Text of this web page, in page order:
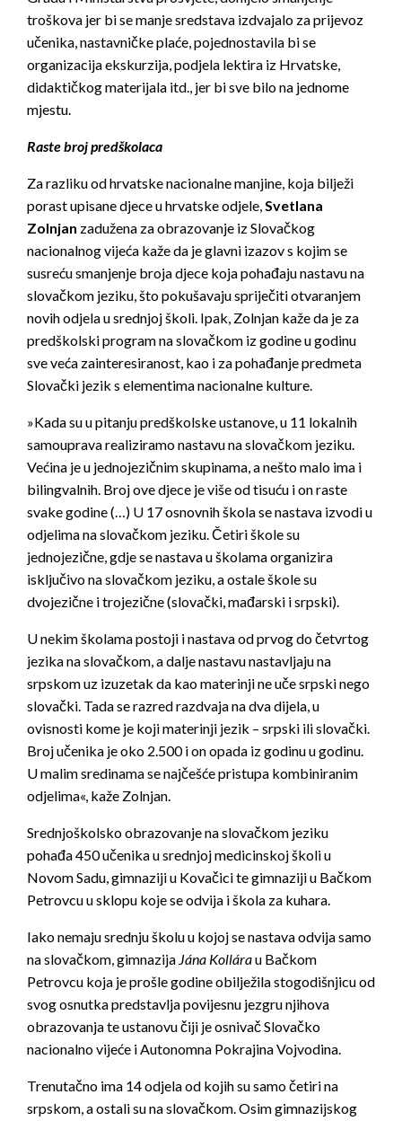
troškova jer bi se manje sredstava izdvajalo za prijevoz
učenika, nastavničke plaće, pojednostavila bi se
organizacija ekskurzija, podjela lektira iz Hrvatske,
didaktičkog materijala itd., jer bi sve bilo na jednome
mjestu.
Raste broj predškolaca
Za razliku od hrvatske nacionalne manjine, koja bilježi
porast upisane djece u hrvatske odjele,Svetlana
Zolnjan zadužena za obrazovanje iz Slovačkog
nacionalnog vijeća kaže da je glavni izazov s kojim se
susreću smanjenje broja djece koja pohađaju nastavu na
slovačkom jeziku, što pokušavaju spriječiti otvaranjem
novih odjela u srednjoj školi. Ipak, Zolnjan kaže da je za
predškolski program na slovačkom iz godine u godinu
sve veća zainteresiranost, kao i za pohađanje predmeta
Slovački jezik s elementima nacionalne kulture.
»Kada su u pitanju predškolske ustanove, u 11 lokalnih
samouprava realiziramo nastavu na slovačkom jeziku.
Većina je u jednojezičnim skupinama, a nešto malo ima i
bilingvalnih. Broj ove djece je više od tisuću i on raste
svake godine (…) U 17 osnovnih škola se nastava izvodi u
odjelima na slovačkom jeziku. Četiri škole su
jednojezične, gdje se nastava u školama organizira
isključivo na slovačkom jeziku, a ostale škole su
dvojezične i trojezične (slovački, mađarski i srpski).
U nekim školama postoji i nastava od prvog do četvrtog
jezika na slovačkom, a dalje nastavu nastavljaju na
srpskom uz izuzetak da kao materinji ne uče srpski nego
slovački. Tada se razred razdvaja na dva dijela, u
ovisnosti kome je koji materinji jezik – srpski ili slovački.
Broj učenika je oko 2.500 i on opada iz godinu u godinu.
U malim sredinama se najčešće pristupa kombiniranim
odjelima«, kaže Zolnjan.
Srednjoškolsko obrazovanje na slovačkom jeziku
pohađa 450 učenika u srednjoj medicinskoj školi u
Novom Sadu, gimnaziji u Kovačici te gimnaziji u Bačkom
Petrovcu u sklopu koje se odvija i škola za kuhara.
Iako nemaju srednju školu u kojoj se nastava odvija samo
na slovačkom, gimnazija Jána Kollárau Bačkom
Petrovcu koja je prošle godine obilježila stogodišnjicu od
svog osnutka predstavlja povijesnu jezgru njihova
obrazovanja te ustanovu čiji je osnivač Slovačko
nacionalno vijeće i Autonomna Pokrajina Vojvodina.
Trenutačno ima 14 odjela od kojih su samo četiri na
srpskom, a ostali su na slovačkom. Osim gimnazijskog